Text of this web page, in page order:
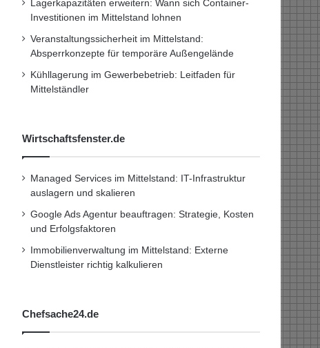
Lagerkapazitäten erweitern: Wann sich Container-
Investitionen im Mittelstand lohnen
Veranstaltungssicherheit im Mittelstand:
Absperrkonzepte für temporäre Außengelände
Kühllagerung im Gewerbebetrieb: Leitfaden für
Mittelständler
Wirtschaftsfenster.de
Managed Services im Mittelstand: IT-Infrastruktur
auslagern und skalieren
Google Ads Agentur beauftragen: Strategie, Kosten
und Erfolgsfaktoren
Immobilienverwaltung im Mittelstand: Externe
Dienstleister richtig kalkulieren
Chefsache24.de